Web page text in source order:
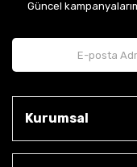
Güncel
Kurumsal